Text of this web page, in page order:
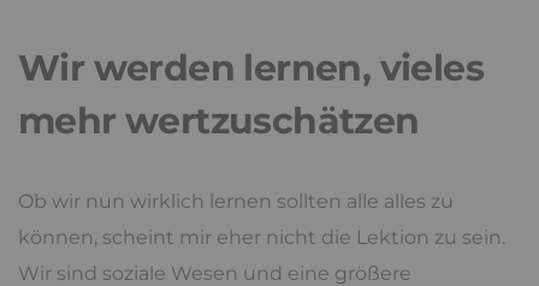
Wir werden lernen, vieles
mehr wertzuschätzen
Ob wir nun wirklich lernen sollten alle alles zu
können, scheint mir eher nicht die Lektion zu sein.
Wir sind soziale Wesen und eine größere